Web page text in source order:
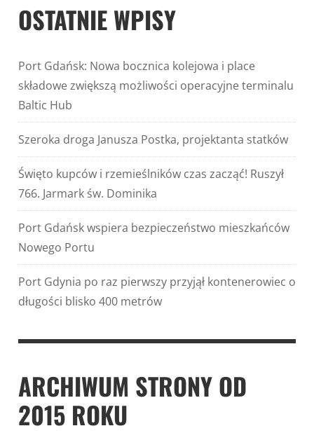
OSTATNIE WPISY
Port Gdańsk: Nowa bocznica kolejowa i place
składowe zwiększą możliwości operacyjne terminalu
Baltic Hub
Szeroka droga Janusza Postka, projektanta statków
Święto kupców i rzemieślników czas zacząć! Ruszył
766. Jarmark św. Dominika
Port Gdańsk wspiera bezpieczeństwo mieszkańców
Nowego Portu
Port Gdynia po raz pierwszy przyjął kontenerowiec o
długości blisko 400 metrów
ARCHIWUM STRONY OD
2015 ROKU